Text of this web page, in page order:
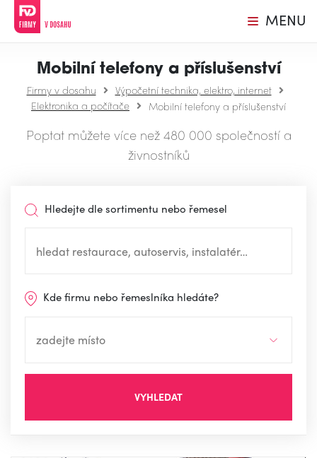
MENU
Mobilní telefony a příslušenství
Firmy v dosahu
Výpočetní technika, elektro, internet
Elektronika a počítače
Mobilní telefony a příslušenství
Poptat můžete více než 480 000 společností a
živnostníků
Hledejte dle sortimentu nebo řemesel
Kde firmu nebo řemeslníka hledáte?
VYHLEDAT